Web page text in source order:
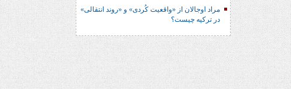
مراد اوجالان از «واقعیت کُردی» و «روند انتقالی»
در ترکیه چیست؟